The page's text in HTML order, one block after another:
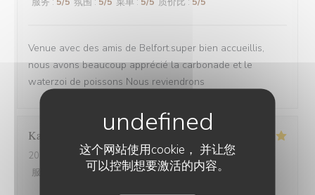
这个网站使用cookie， 并让您
可以控制想要激活的内容。
Venue avec des amis de Belfort.super bien accueillis,
nous avons beaucoup apprécié la carbonade et le
waterzoi de poissons Nous reviendrons
Karine
2025-08-30- 21:15 - 来宾 4
服务
氛围: 5/5 菜单:5/5 质价比: 5 /5